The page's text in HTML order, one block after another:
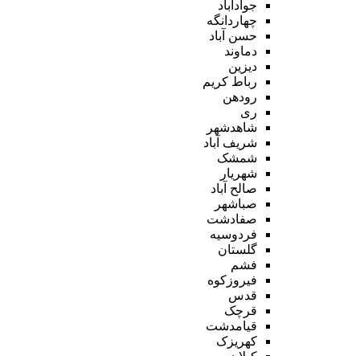
جوادآباد
چهاردانگه
حسن آباد
دماوند
دیزین
رباط کریم
رودهن
ری
شاهدشهر
شریف آباد
شمشک
شهریار
صالح آباد
صباشهر
صفادشت
فردوسیه
گلستان
فشم
فیروزکوه
قدس
قرچک
قیامدشت
کهریزک